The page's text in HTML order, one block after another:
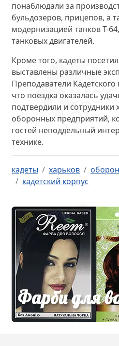
понаблюдали за
бульдозеров, прицепов, а
модернизацией танков Т-
танковых двигателей.
Кроме того, кадеты
выставлены различные
Преподаватели Кадетского
что поездка оказалась
подтвердили и сотрудники
оборонных предприятий,
гостей неподдельный
технике.
кадеты харьков
кадетский корпус